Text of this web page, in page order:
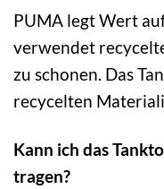
PUMA legt Wert
verwendet
zu schonen. Das
recycelten
Kann ich das
tragen?